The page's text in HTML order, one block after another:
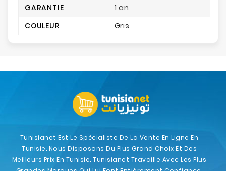
GARANTIE
1 an
COULEUR
Gris
Tunisianet Est Le Spécialiste De La Vente En Ligne En
Tunisie. Nous Disposons Du Plus Grand Choix Et Des
Meilleurs Prix En Tunisie. Tunisianet Travaille Avec Les Plus